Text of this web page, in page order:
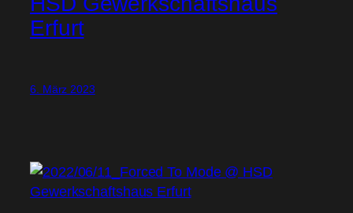
Erfurt
6. März 2023